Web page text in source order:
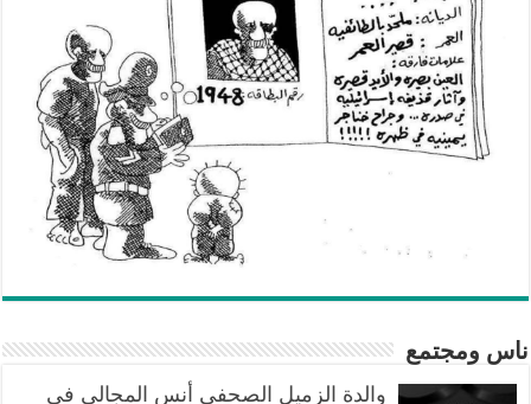
ناس ومجتمع
والدة الزميل الصحفي أنس المجالي في